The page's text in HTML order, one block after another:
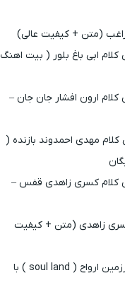
(متن + کیفیت عالی)
کلام ابی باغ بلور ( بیت اهنگ
کلام ارون افشار جان جان –
کلام مهدی احمدوند بازنده (
کلام کسری زاهدی قفس –
زاهدی (متن + کیفیت
اهنگ انیمه سرزمین ارواح ( soul land ) با